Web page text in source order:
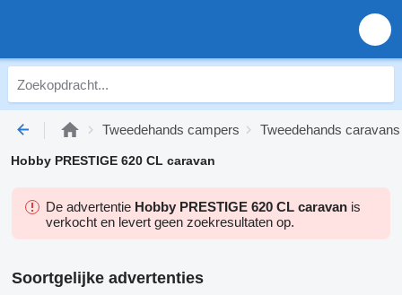
Tweedehands campers Tweedehands caravans
Hobby PRESTIGE 620 CL caravan
De advertentie Hobby PRESTIGE 620 CL caravan is
verkocht en levert geen zoekresultaten op.
Soortgelijke advertenties